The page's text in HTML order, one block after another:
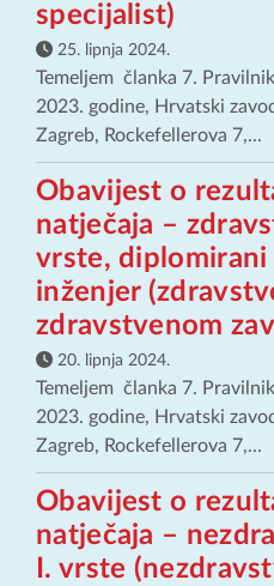
specijalist)
25. lipnja 2024.
Temeljem članka 7.
2023. godine, Hrvatski
Zagreb, Rockefellerova 7,...
Obavijest o
natječaja –
vrste, diplomirani
inženjer
zdravstvenom
20. lipnja 2024.
Temeljem članka 7.
2023. godine, Hrvatski
Zagreb, Rockefellerova 7,...
Obavijest o
natječaja –
I. vrste